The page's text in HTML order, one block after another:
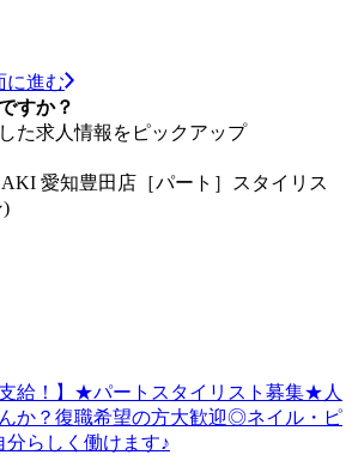
に進む
すか？
た求人情報をピックアップ
愛知豊田店［パート］スタイリス
)
支給！】★パートスタイリスト募集★人
か？復職希望の方大歓迎◎ネイル・ピ
らしく働けます♪